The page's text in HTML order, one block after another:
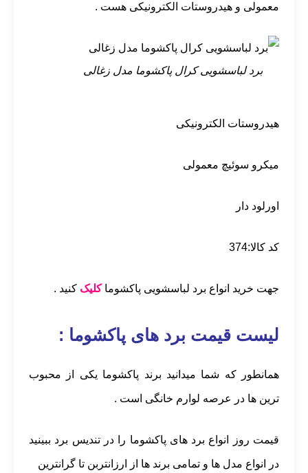
معمولی و هیدروستات الکترونیکی هست .
برد لباسشویی کرال پاکشوما مدل زغالی
هیدروستات الکترونیکی
میکرو سوئیچ معمولی
ورلود دار
کد کالا:374
جهت خرید انواع برد لباسشویی پاکشوماکلیک کنید .
لیست قیمت برد های پاکشوما :
همانطور که شما میدانید برند پاکشوما یکی از محبوب
ترین ها در عرصه لوارم خانگی است .
قیمت روز انواع برد های پاکشوما را در تندیس برد ببینید
در انواع مدل ها و تمامی برند ها از ارزانتربن تا گرانترین